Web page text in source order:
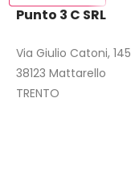
Punto 3 C SRL
Via Giulio Catoni, 145
38123 Mattarello
TRENTO